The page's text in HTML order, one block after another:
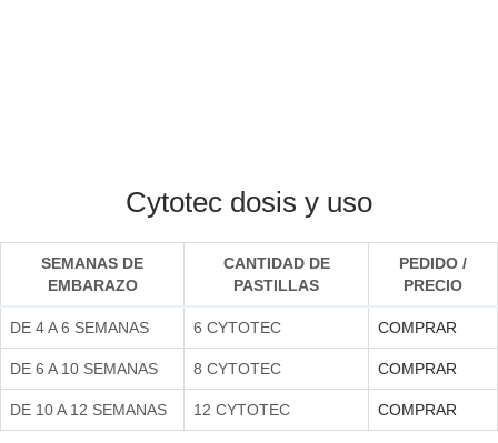
Cytotec dosis y uso
SEMANAS DE
EMBARAZO
CANTIDAD DE
PASTILLAS
PEDIDO /
PRECIO
DE 4 A 6 SEMANAS 6 CYTOTEC COMPRAR
DE 6 A 10 SEMANAS 8 CYTOTEC COMPRAR
DE 10 A 12 SEMANAS 12 CYTOTEC COMPRAR